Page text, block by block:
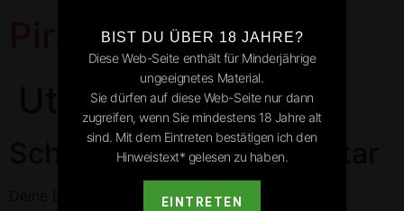
Pirates Park
Uttenweiler
Schreibe einen Kommentar
Deine E-Mail-Adresse wird nicht veröffentlicht.
BIST DU ÜBER 18 JAHRE?
Diese Web-Seite enthält für Minderjährige
ungeeignetes Material.
Sie dürfen auf diese Web-Seite nur dann
zugreifen, wenn Sie mindestens 18 Jahre alt
sind. Mit dem Eintreten bestätigen ich den
Hinweistext* gelesen zu haben.
EINTRETEN